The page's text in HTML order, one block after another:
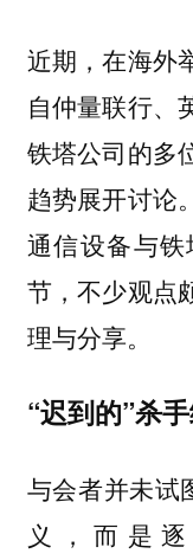
近期，在海外
自仲量联行、
铁塔公司的多
趋势展开讨论
通信设备与
节，不少观点
理与分享。
“迟到的”杀
与会者并未试
义，而是